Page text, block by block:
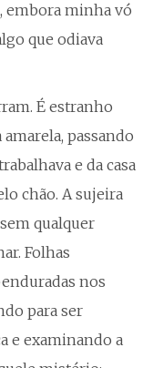
embora minha vó
que odiava
É estranho
passando
e da casa
chão. A sujeira
qualquer
Folhas
nos
para ser
e examinando a